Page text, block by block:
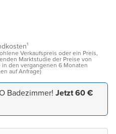
Verkaufspreis oder ein Preis,
Marktstudie der Preise von
den vergangenen 6 Monaten
auf Anfrage)
Badezimmer! Jetzt 60 €